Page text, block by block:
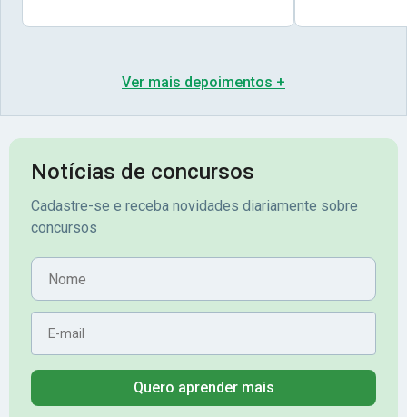
preparação completa, e o resultado
abriu o concurso para o Banco da sua
cidade, o Banrisul. Se tornou
assinante premium e em seguida
mérito no concurso do
Banrisul.Charles Kelvin Friske -
sua vida e
obstáculos
Pimenta -
Ver mais depoimentos +
Notícias de concursos
Cadastre-se e receba novidades diariamente sobre
concursos
Nome
E-mail
Quero aprender mais